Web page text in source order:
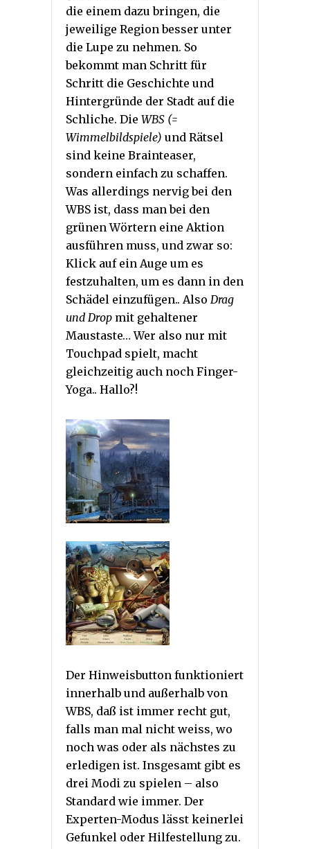
die einem dazu bringen, die
jeweilige Region besser unter
die Lupe zu nehmen. So
bekommt man Schritt für
Schritt die Geschichte und
Hintergründe der Stadt auf die
Schliche. Die WBS (=
Wimmelbildspiele) und Rätsel
sind keine Brainteaser,
sondern einfach zu schaffen.
Was allerdings nervig bei den
WBS ist, dass man bei den
grünen Wörtern eine Aktion
ausführen muss, und zwar so:
Klick auf ein Auge um es
festzuhalten, um es dann in den
Schädel einzufügen.. Also Drag
und Drop mit gehaltener
Maustaste… Wer also nur mit
Touchpad spielt, macht
gleichzeitig auch noch Finger-
Yoga.. Hallo?!
Der Hinweisbutton funktioniert
innerhalb und außerhalb von
WBS, daß ist immer recht gut,
falls man mal nicht weiss, wo
noch was oder als nächstes zu
erledigen ist. Insgesamt gibt es
drei Modi zu spielen – also
Standard wie immer. Der
Experten-Modus lässt keinerlei
Gefunkel oder Hilfestellung zu.